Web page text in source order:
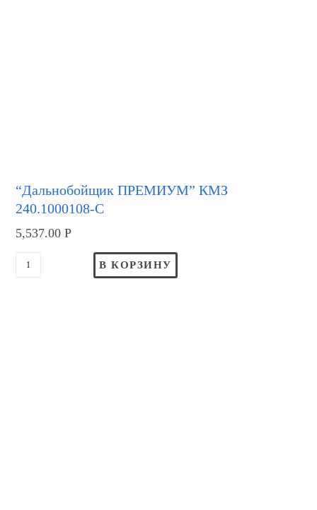
“Дальнобойщик ПРЕМИУМ” КМЗ
240.1000108-С
5,537.00Р
В КОРЗИНУ